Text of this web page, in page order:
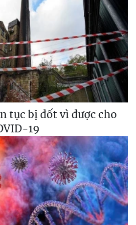
tục bị đốt vì được cho
19